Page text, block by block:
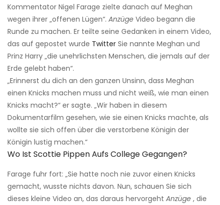
Kommentator Nigel Farage zielte danach auf Meghan
wegen ihrer „offenen Lügen“. Anzüge Video begann die
Runde zu machen. Er teilte seine Gedanken in einem Video,
das auf gepostet wurde Twitter Sie nannte Meghan und
Prinz Harry „die unehrlichsten Menschen, die jemals auf der
Erde gelebt haben“.
„Erinnerst du dich an den ganzen Unsinn, dass Meghan
einen Knicks machen muss und nicht weiß, wie man einen
Knicks macht?“ er sagte. „Wir haben in diesem
Dokumentarfilm gesehen, wie sie einen Knicks machte, als
wollte sie sich offen über die verstorbene Königin der
Königin lustig machen.“
Wo Ist Scottie Pippen Aufs College Gegangen?
Farage fuhr fort: „Sie hatte noch nie zuvor einen Knicks
gemacht, wusste nichts davon. Nun, schauen Sie sich
dieses kleine Video an, das daraus hervorgeht Anzüge , die